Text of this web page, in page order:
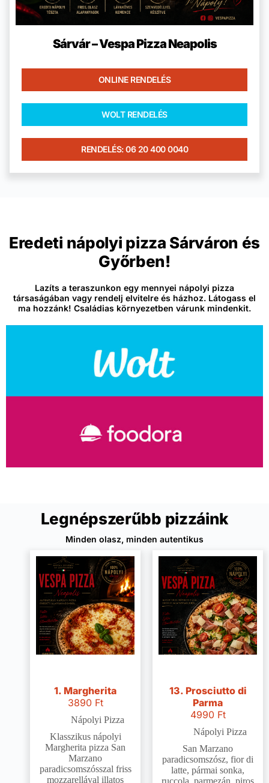
Sárvár – Vespa Pizza Neapolis
ONLINE RENDELÉS
WOLT RENDELÉS
RENDELÉS: 06 20 400 0040
Eredeti nápolyi pizza Sárváron és
Győrben!
Lazíts a teraszunkon egy mennyei nápolyi pizza
társaságában vagy rendelj elvitelre és házhoz. Látogass el
ma hozzánk! Családias környezetben várunk mindenkit.
Legnépszerűbb pizzáink
Minden olasz, minden autentikus
1. Margherita
3890 Ft
Nápolyi Pizza
Klasszikus nápolyi
Margherita pizza San
Marzano
paradicsomszósszal friss
mozzarellával illatos
13. Prosciutto di
Parma
4990 Ft
Nápolyi Pizza
San Marzano
paradicsomszósz, fior di
latte, pármai sonka,